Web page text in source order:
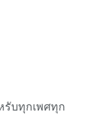
รับทุกเพศทุก